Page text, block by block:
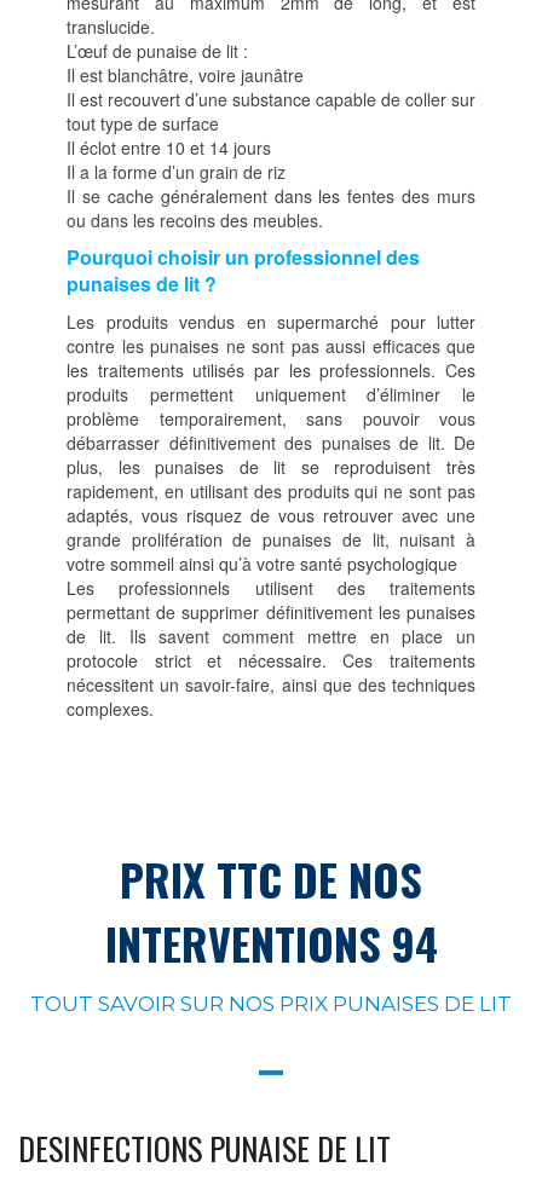
translucide.
L’œuf de punaise de lit :
Il est blanchâtre, voire jaunâtre
Il est recouvert d’une substance capable de coller sur
tout type de surface
Il éclot entre 10 et 14 jours
Il a la forme d’un grain de riz
Il se cache généralement dans les fentes des murs
ou dans les recoins des meubles.
Pourquoi choisir un professionnel des
punaises de lit ?
Les produits vendus en supermarché pour lutter
contre les punaises ne sont pas aussi efficaces que
les traitements utilisés par les professionnels. Ces
produits permettent uniquement d’éliminer le
problème temporairement, sans pouvoir vous
débarrasser définitivement des punaises de lit. De
plus, les punaises de lit se reproduisent très
rapidement, en utilisant des produits qui ne sont pas
adaptés, vous risquez de vous retrouver avec une
grande prolifération de punaises de lit, nuisant à
votre sommeil ainsi qu’à votre santé psychologique
Les professionnels utilisent des traitements
permettant de supprimer définitivement les punaises
de lit. Ils savent comment mettre en place un
protocole strict et nécessaire. Ces traitements
nécessitent un savoir-faire, ainsi que des techniques
complexes.
PRIX TTC DE NOS
INTERVENTIONS 94
TOUT SAVOIR SUR NOS PRIX PUNAISES DE LIT
DESINFECTIONS PUNAISE DE LIT